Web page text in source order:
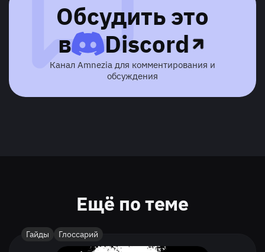
Обсудить это
в
Discord
Канал Amnezia для комментирования и
обсуждения
Ещё по теме
Гайды Глоссарий